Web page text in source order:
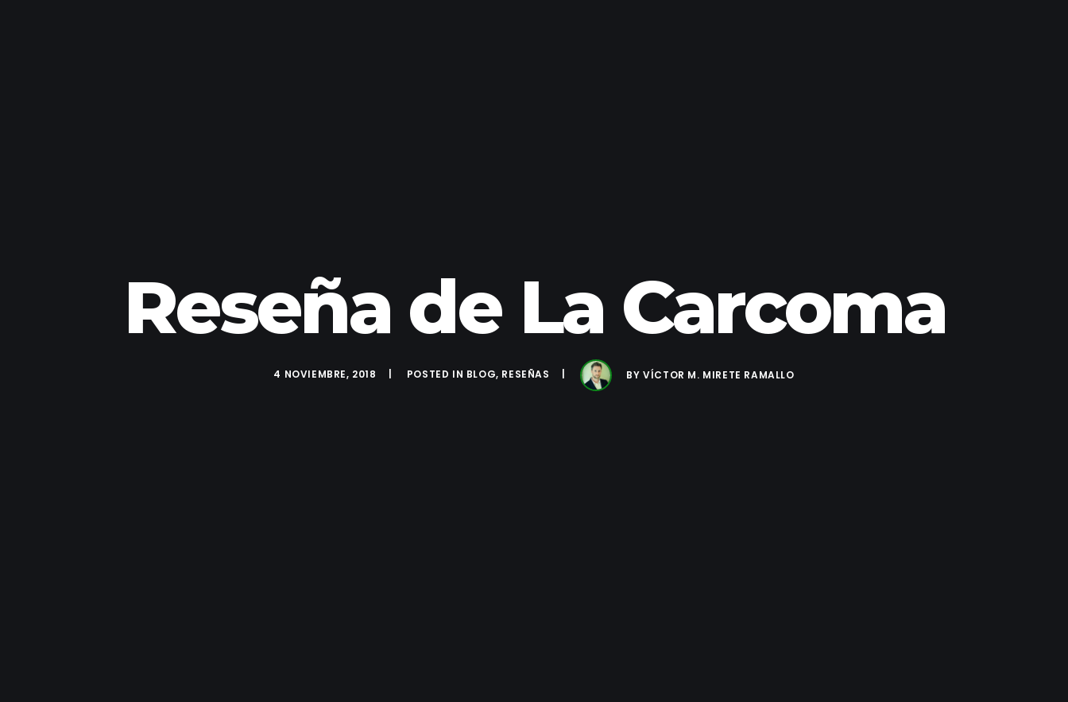
Reseña de La Carcoma
4 NOVIEMBRE, 2018 POSTED IN BLOG, RESEÑAS BYVÍCTOR M. MIRETE RAMALLO